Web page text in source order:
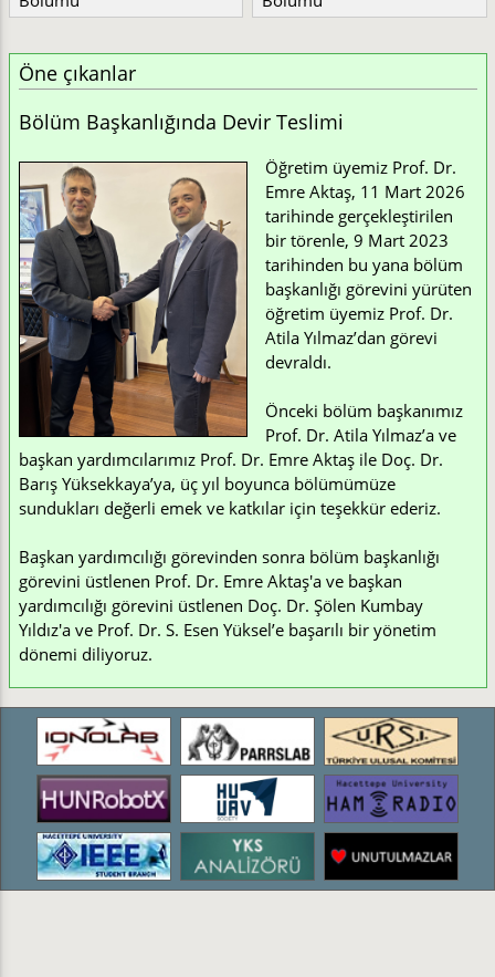
Öne çıkanlar
Bölüm Başkanlığında Devir Teslimi
Öğretim üyemiz Prof. Dr.
Emre Aktaş, 11 Mart 2026
tarihinde gerçekleştirilen
bir törenle, 9 Mart 2023
tarihinden bu yana bölüm
başkanlığı görevini yürüten
öğretim üyemiz Prof. Dr.
Atila Yılmaz’dan görevi
devraldı.
Önceki bölüm başkanımız
Prof. Dr. Atila Yılmaz’a ve
başkan yardımcılarımız Prof. Dr. Emre Aktaş ile Doç. Dr.
Barış Yüksekkaya’ya, üç yıl boyunca bölümümüze
sundukları değerli emek ve katkılar için teşekkür ederiz.
Başkan yardımcılığı görevinden sonra bölüm başkanlığı
görevini üstlenen Prof. Dr. Emre Aktaş'a ve başkan
yardımcılığı görevini üstlenen Doç. Dr. Şölen Kumbay
Yıldız'a ve Prof. Dr. S. Esen Yüksel’e başarılı bir yönetim
dönemi diliyoruz.